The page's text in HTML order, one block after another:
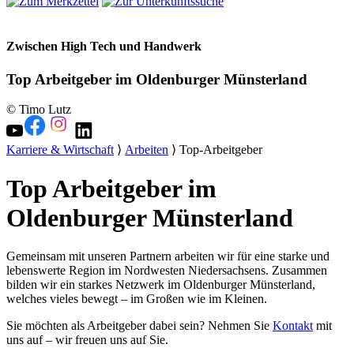
Zwischen High Tech und Handwerk
Top Arbeitgeber im Oldenburger Münsterland
© Timo Lutz
Karriere & Wirtschaft⟩ Arbeiten ⟩ Top-Arbeitgeber
Top Arbeitgeber im
Oldenburger Münsterland
Gemeinsam mit unseren Partnern arbeiten wir für eine starke und
lebenswerte Region im Nordwesten Niedersachsens. Zusammen
bilden wir ein starkes Netzwerk im Oldenburger Münsterland,
welches vieles bewegt – im Großen wie im Kleinen.
Sie möchten als Arbeitgeber dabei sein? Nehmen Sie Kontakt mit
uns auf – wir freuen uns auf Sie.